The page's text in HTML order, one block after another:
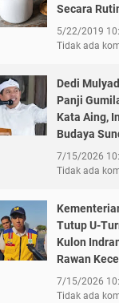
Secara
5/22/2019
Tidak ada
Dedi
Panji
Kata Aing,
Budaya
7/15/2026
Tidak ada
Tutup U-
Kulon
Rawan
7/15/2026
Tidak ada